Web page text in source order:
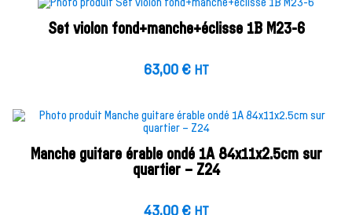
Set violon fond+manche+éclisse 1B M23-6
63,00 € HT
Manche guitare érable ondé 1A 84x11x2.5cm sur
quartier – Z24
43,00 € HT